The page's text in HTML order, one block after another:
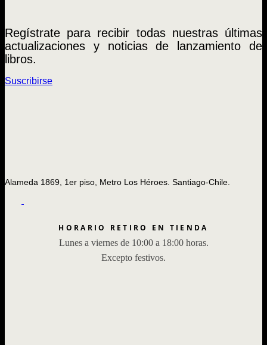
Regístrate para recibir todas nuestras últimas
actualizaciones y noticias de lanzamiento de
libros.
Suscribirse
Alameda 1869, 1er piso, Metro Los Héroes. Santiago-Chile.
HORARIO RETIRO EN TIENDA
Lunes a viernes de 10:00 a 18:00 horas.
Excepto festivos.